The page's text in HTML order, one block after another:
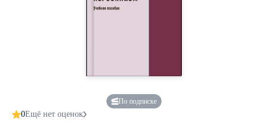
По подписке
0Ещё нет оценок